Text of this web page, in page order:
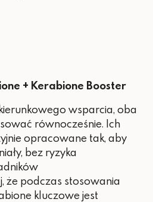
+ Kerabione Booster
wsparcia, oba
równocześnie. Ich
opracowane tak, aby
bez ryzyka
że podczas stosowania
kluczowe jest